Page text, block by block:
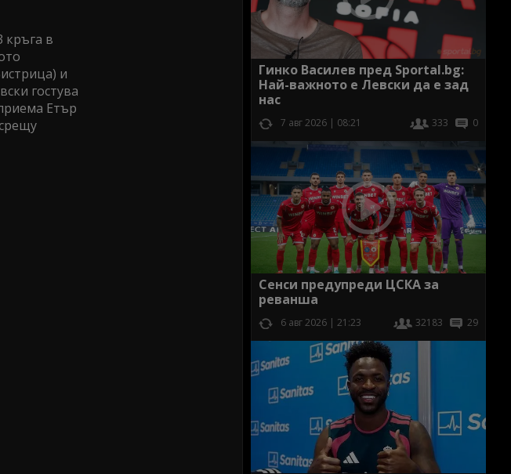
кръга в
и
гостува
Етър
Гинко Василев пред Sportal.bg:
Най-важното е Левски да е зад
нас
7 авг 2026 | 08:21 333 0
Сенси предупреди ЦСКА за
реванша
6 авг 2026 | 21:23 32183 29